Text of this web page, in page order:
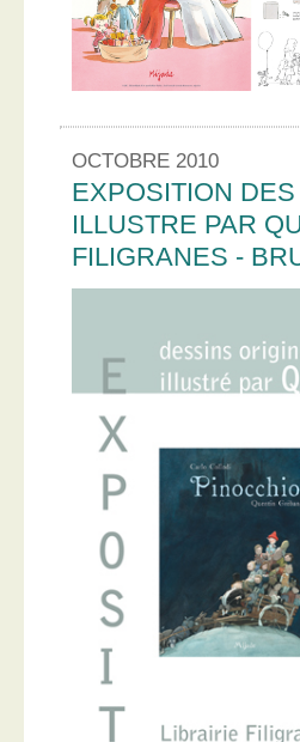
OCTOBRE 2010
EXPOSITION
ILLUSTRE PAR
FILIGRANES -